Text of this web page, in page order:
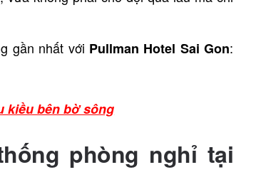
gần nhất với Pullman Hotel Sai Gon:
kiều bên bờ sông
phòng nghỉ tại